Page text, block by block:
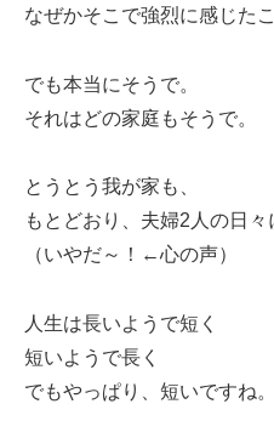
なぜかそこで強烈に感じた
でも本当にそうで。
それはどの家庭もそうで。
とうとう我が家も、
もとどおり、夫婦2人の日
（いやだ～！←心の声）
人生は長いようで短く
短いようで長く
でもやっぱり、短いですね。